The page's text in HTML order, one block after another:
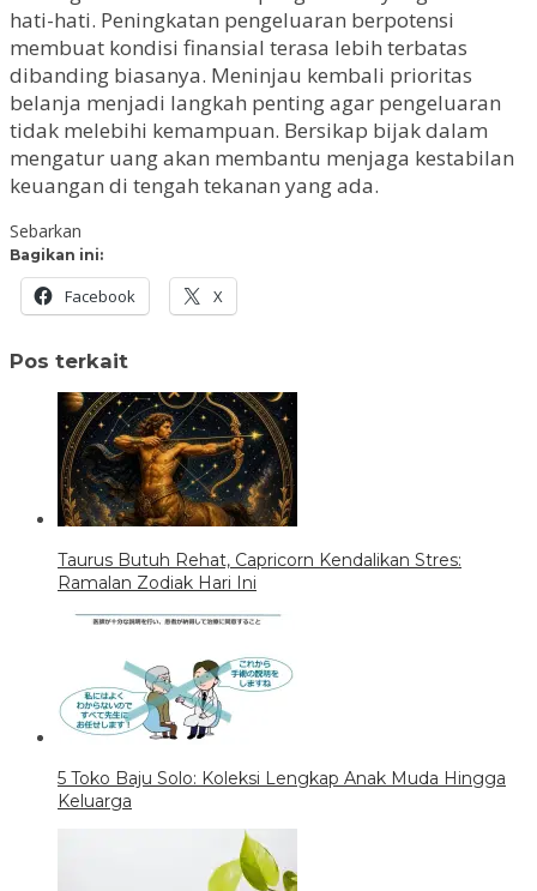
hati-hati. Peningkatan pengeluaran berpotensi
membuat kondisi finansial terasa lebih terbatas
dibanding biasanya. Meninjau kembali prioritas
belanja menjadi langkah penting agar pengeluaran
tidak melebihi kemampuan. Bersikap bijak dalam
mengatur uang akan membantu menjaga kestabilan
keuangan di tengah tekanan yang ada.
Sebarkan
Bagikan ini:
Facebook X
Pos terkait
Taurus Butuh Rehat, Capricorn Kendalikan Stres:
Ramalan Zodiak Hari Ini
5 Toko Baju Solo: Koleksi Lengkap Anak Muda Hingga
Keluarga